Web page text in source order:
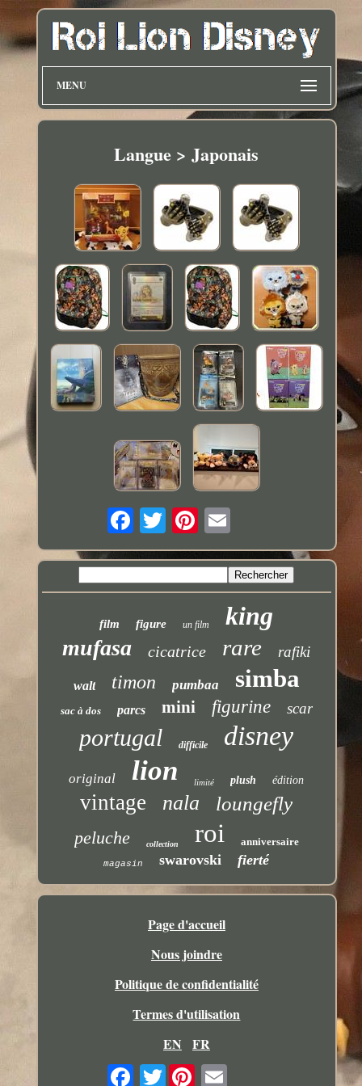
MENU
Langue > Japonais
film figure un film king
mufasa cicatrice rare rafiki
walt timon pumbaa simba
sac à dos parcs mini figurine scar
portugal difficile disney
original lion limité plush édition
vintage nala loungefly
peluche collection roi anniversaire
magasin swarovski fierté
Page d'accueil
Nous joindre
Politique de confidentialité
Termes d'utilisation
EN
FR
Twitter